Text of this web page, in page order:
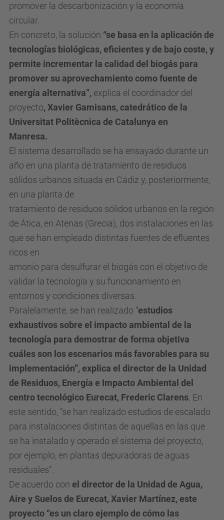
promover la descarbonización y la economía
circular.
En concreto, la solución “se basa en la aplicación de
tecnologías biológicas, eficientesy de bajo coste, y
permite incrementar la calidad del biogás para
promover su aprovechamiento como fuente de
energía alternativa”, explica el coordinador del
proyecto, Xavier Gamisans, catedrático de la
Universitat Politècnica de Catalunya en
Manresa.
El sistema desarrollado se ha ensayado durante un
año en una planta de tratamiento de residuos
sólidos urbanos situada en Cádiz y, posteriormente,
en una planta de
tratamiento de residuos sólidos urbanos en la región
de Ática, en Atenas (Grecia), dos instalaciones en las
que se han empleado distintas fuentes de efluentes
ricos en
amonio para desulfurar el biogás con el objetivo de
validar la tecnología y su funcionamiento en
entornos y condiciones diversas.
Paralelamente, se han realizado “estudios
exhaustivos sobre el impacto ambiental de la
tecnología para demostrar de forma objetiva
cuáles son los escenarios másfavorables para su
implementación”, explica el director de la Unidad
de Residuos, Energía e Impacto Ambiental del
centro tecnológico Eurecat, Frederic Clarens . En
este sentido, “se han realizado estudios de escalado
para instalaciones distintas de aquellas en las que
se ha instalado y operado el sistema del proyecto,
por ejemplo, en plantas depuradoras de aguas
residuales”.
De acuerdo con el director de la Unidad de Agua,
Aire y Suelos de Eurecat, Xavier Martínez, este
proyecto “es un claro ejemplo de cómo las